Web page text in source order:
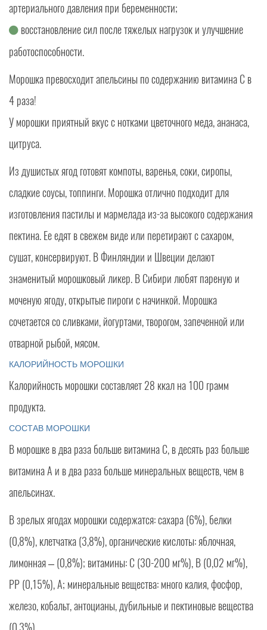
артериального давления при беременности;
восстановление сил после тяжелых нагрузок и улучшение
работоспособности.
Морошка превосходит апельсины по содержанию витамина C в
4 раза!
У морошки приятный вкус с нотками цветочного меда, ананаса,
цитруса.
Из душистых ягод готовят компоты, варенья, соки, сиропы,
сладкие соусы, топпинги. Морошка отлично подходит для
изготовления пастилы и мармелада из-за высокого содержания
пектина. Ее едят в свежем виде или перетирают с сахаром,
сушат, консервируют. В Финляндии и Швеции делают
знаменитый морошковый ликер. В Сибири любят пареную и
моченую ягоду, открытые пироги с начинкой. Морошка
сочетается со сливками, йогуртами, творогом, запеченной или
отварной рыбой, мясом.
КАЛОРИЙНОСТЬ МОРОШКИ
Калорийность морошки составляет 28 ккал на 100 грамм
продукта.
СОСТАВ МОРОШКИ
В морошке в два раза больше витамина С, в десять раз больше
витамина А и в два раза больше минеральных веществ, чем в
апельсинах.
В зрелых ягодах морошки содержатся: сахара (6%), белки
(0,8%), клетчатка (3,8%), органические кислоты: яблочная,
лимонная – (0,8%); витамины: С (30-200 мг%), В (0,02 мг%),
РР (0,15%), А; минеральные вещества: много калия, фосфор,
железо, кобальт, антоцианы, дубильные и пектиновые вещества